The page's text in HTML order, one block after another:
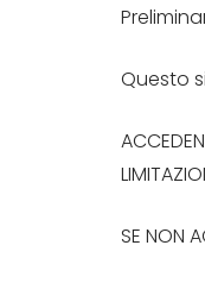
Questo
SE NON